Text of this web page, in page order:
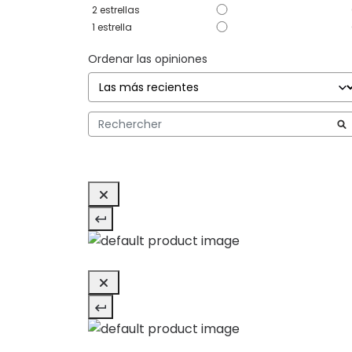
2estrellas
1 estrella
Ordenar las opiniones